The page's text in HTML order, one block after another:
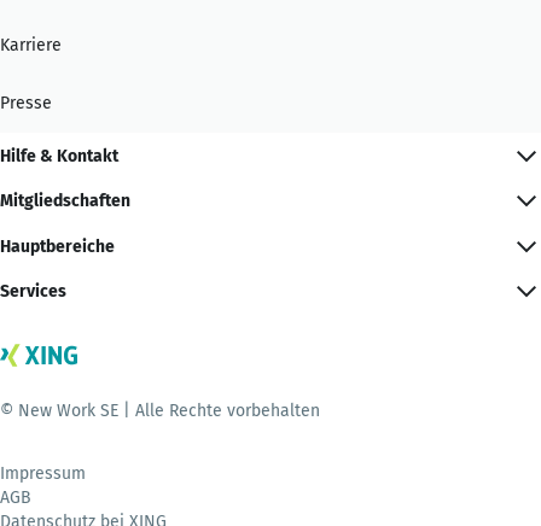
Karriere
Presse
Hilfe & Kontakt
Mitgliedschaften
Hauptbereiche
Services
© New Work SE | Alle Rechte vorbehalten
Impressum
AGB
Datenschutz bei XING